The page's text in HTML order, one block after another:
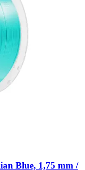
Blue, 1,75 mm /